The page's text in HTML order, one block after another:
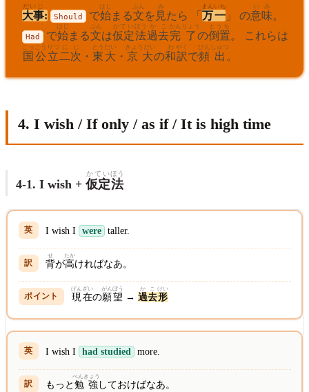
大事
だいじ
: Should で始
はじ
まる文
ぶん
を 見
み
たら 「 万
まん
一
いち
」 の意
い
味
み
。
Had で始
はじ
まる文
ぶん
は仮定
かてい
法
ほう
過去
かこ
完
かん
了
りょう
の倒置
とうち
。 これらは
国公立
こっこうりつ
二
に
次
じ
・ 東大
とうだい
・ 京大
きょうだい
の和
わ
訳
やく
で頻
ひん
出
しゅつ
。
4. I wish / If only / as if / It is high time
4-1. I wish +仮定
かてい
法
ほう
I wish I were taller.
背
せ
が高
たか
ければなあ。
現在
げんざい
の願望
がんぼう
→過去
かこ
形
けい
I wish I had studied more.
もっと勉強
べんきょう
しておけばなあ。